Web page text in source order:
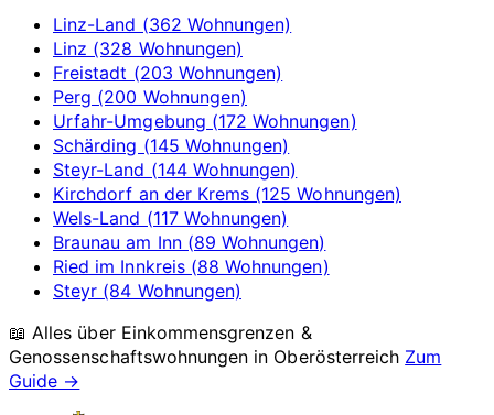
Linz-Land (362 Wohnungen)
Linz (328 Wohnungen)
Freistadt (203 Wohnungen)
Perg (200 Wohnungen)
Urfahr-Umgebung (172 Wohnungen)
Schärding (145 Wohnungen)
Steyr-Land (144 Wohnungen)
Kirchdorf an der Krems (125 Wohnungen)
Wels-Land (117 Wohnungen)
Braunau am Inn (89 Wohnungen)
Ried im Innkreis (88 Wohnungen)
Steyr (84 Wohnungen)
📖 Alles über Einkommensgrenzen &
Genossenschaftswohnungen in Oberösterreich Zum
Guide →